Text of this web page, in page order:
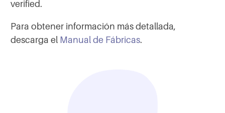
verified.
Para obtener información más detallada,
descarga el Manual de Fábricas.